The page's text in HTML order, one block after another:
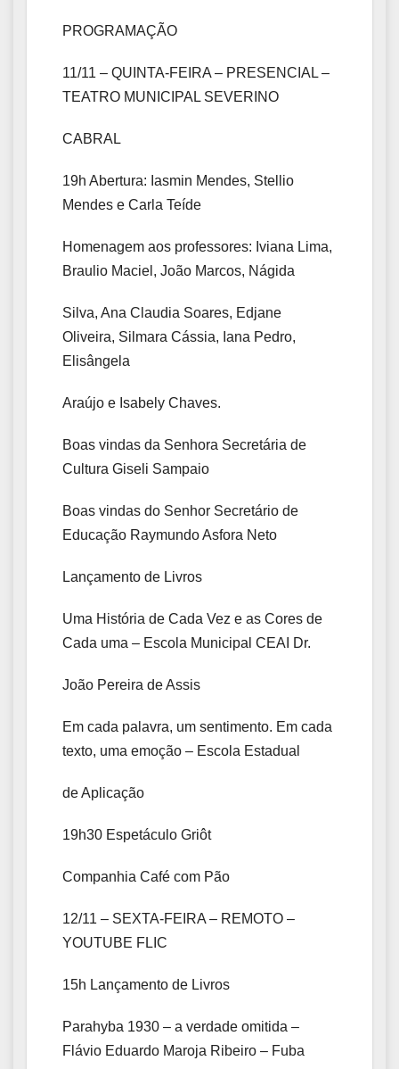
PROGRAMAÇÃO
11/11 – QUINTA-FEIRA – PRESENCIAL –
TEATRO MUNICIPAL SEVERINO
CABRAL
19h Abertura: Iasmin Mendes, Stellio
Mendes e Carla Teíde
Homenagem aos professores: Iviana Lima,
Braulio Maciel, João Marcos, Nágida
Silva, Ana Claudia Soares, Edjane
Oliveira, Silmara Cássia, Iana Pedro,
Elisângela
Araújo e Isabely Chaves.
Boas vindas da Senhora Secretária de
Cultura Giseli Sampaio
Boas vindas do Senhor Secretário de
Educação Raymundo Asfora Neto
Lançamento de Livros
Uma História de Cada Vez e as Cores de
Cada uma – Escola Municipal CEAI Dr.
João Pereira de Assis
Em cada palavra, um sentimento. Em cada
texto, uma emoção – Escola Estadual
de Aplicação
19h30 Espetáculo Griôt
Companhia Café com Pão
12/11 – SEXTA-FEIRA – REMOTO –
YOUTUBE FLIC
15h Lançamento de Livros
Parahyba 1930 – a verdade omitida –
Flávio Eduardo Maroja Ribeiro – Fuba